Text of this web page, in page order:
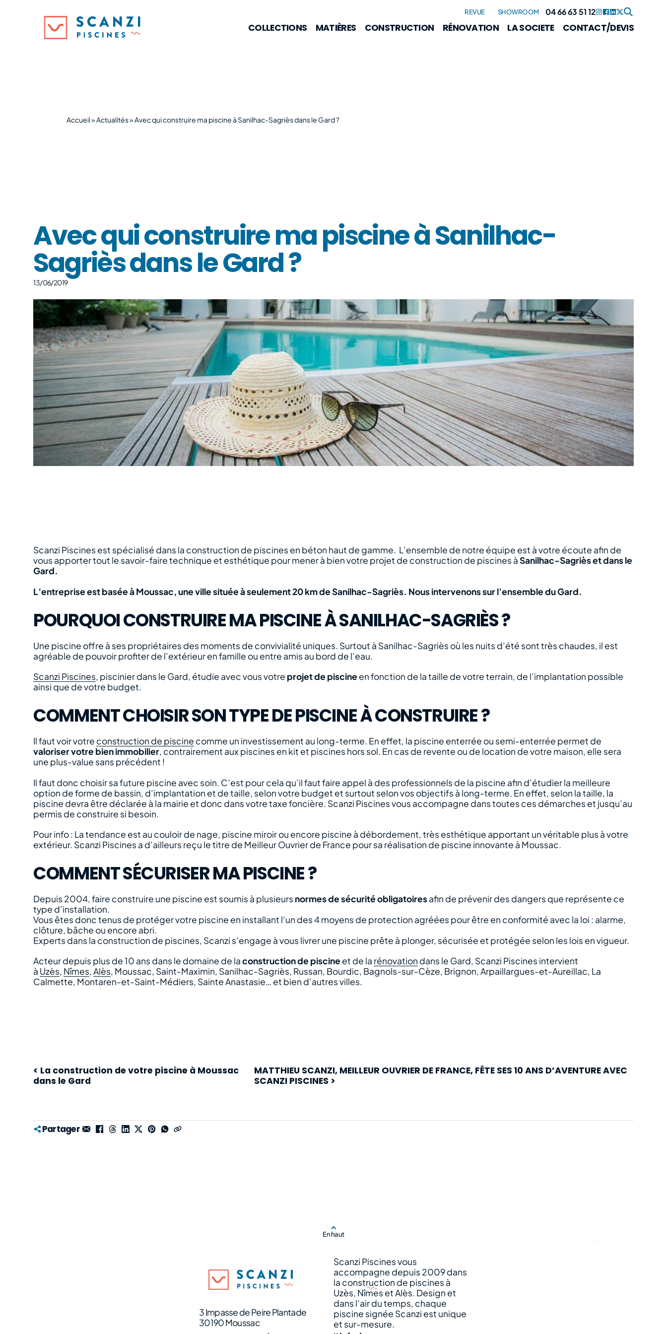
COLLECTIONS MATIÈRES CONSTRUCTION RÉNOVATION LA SOCIETE CONTACT/DEVIS
REVUE SHOWROOM 04 66 63 51 12
Accueil» Actualités» Avec qui construire ma piscine à Sanilhac-Sagriès dans le Gard ?
Avec qui construire ma piscine à Sanilhac-
Sagriès dans le Gard ?
13/06/2019
Scanzi Piscines est spécialisé dans la construction de piscines en béton haut de gamme. L’ensemble de notre équipe est à votre écoute afin de
vous apporter tout le savoir-faire technique et esthétique pour mener à bien votre projet de construction de piscines àSanilhac-Sagriès et dans le
Gard.
L’entreprise est basée à Moussac, une ville située à seulement 20 km de Sanilhac-Sagriès. Nous intervenons sur l’ensemble du Gard.
POURQUOI CONSTRUIRE MA PISCINE À SANILHAC-SAGRIÈS ?
Une piscine offre à ses propriétaires des moments de convivialité uniques. Surtout à Sanilhac-Sagriès où les nuits d’été sont très chaudes, il est
agréable de pouvoir profiter de l’extérieur en famille ou entre amis au bord de l’eau.
Scanzi Piscines, piscinier dans le Gard, étudie avec vous votre projet de piscine en fonction de la taille de votre terrain, de l’implantation possible
ainsi que de votre budget.
COMMENT CHOISIR SON TYPE DE PISCINE À CONSTRUIRE ?
Il faut voir votre construction de piscine comme un investissement au long-terme. En effet, la piscine enterrée ou semi-enterrée permet de
valoriser votre bien immobilier, contrairement aux piscines en kit et piscines hors sol. En cas de revente ou de location de votre maison, elle sera
une plus-value sans précédent !
Il faut donc choisir sa future piscine avec soin. C’est pour cela qu’il faut faire appel à des professionnels de la piscine afin d’étudier la meilleure
option de forme de bassin, d’implantation et de taille, selon votre budget et surtout selon vos objectifs à long-terme. En effet, selon la taille, la
piscine devra être déclarée à la mairie et donc dans votre taxe foncière. Scanzi Piscines vous accompagne dans toutes ces démarches et jusqu’au
permis de construire si besoin.
Pour info : La tendance est au couloir de nage, piscine miroir ou encore piscine à débordement, très esthétique apportant un véritable plus à votre
extérieur. Scanzi Piscines a d’ailleurs reçu le titre de Meilleur Ouvrier de France pour sa réalisation de piscine innovante à Moussac.
COMMENT SÉCURISER MA PISCINE ?
Depuis 2004, faire construire une piscine est soumis à plusieurs normes de sécurité obligatoiresafin de prévenir des dangers que représente ce
type d’installation.
Vous êtes donc tenus de protéger votre piscine en installant l’un des 4 moyens de protection agréées pour être en conformité avec la loi : alarme,
clôture, bâche ou encore abri.
Experts dans la construction de piscines, Scanzi s’engage à vous livrer une piscine prête à plonger, sécurisée et protégée selon les lois en vigueur.
Acteur depuis plus de 10 ans dans le domaine de laconstruction de piscine et de la rénovation dans le Gard, Scanzi Piscines intervient
à Uzès, Nîmes,Alès, Moussac, Saint-Maximin, Sanilhac-Sagriès, Russan, Bourdic, Bagnols-sur-Cèze, Brignon, Arpaillargues-et-Aureillac, La
Calmette, Montaren-et-Saint-Médiers, Sainte Anastasie… et bien d’autres villes.
< La construction de votre piscine à Moussac
dans le Gard
MATTHIEU SCANZI, MEILLEUR OUVRIER DE FRANCE, FÊTE SES 10 ANS D’AVENTURE AVEC
SCANZI PISCINES >
Partager
En haut
3 Impasse de Peire Plantade
30190 Moussac
Scanzi Piscines vous
accompagne depuis 2009 dans
la construction de piscines à
Uzès, Nîmes et Alès. Design et
dans l’air du temps, chaque
piscine signée Scanzi est unique
et sur-mesure.